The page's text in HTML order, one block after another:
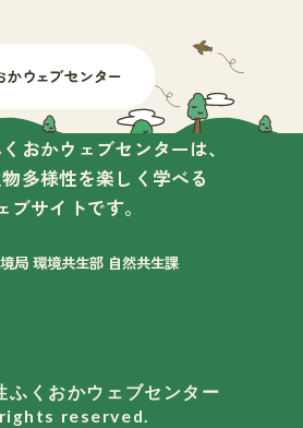
おかウェブセンターは、
多様性を楽しく学べる
ブサイトです。
局 環境共生部 自然共生課
ふくおかウェブセンター
reserved.